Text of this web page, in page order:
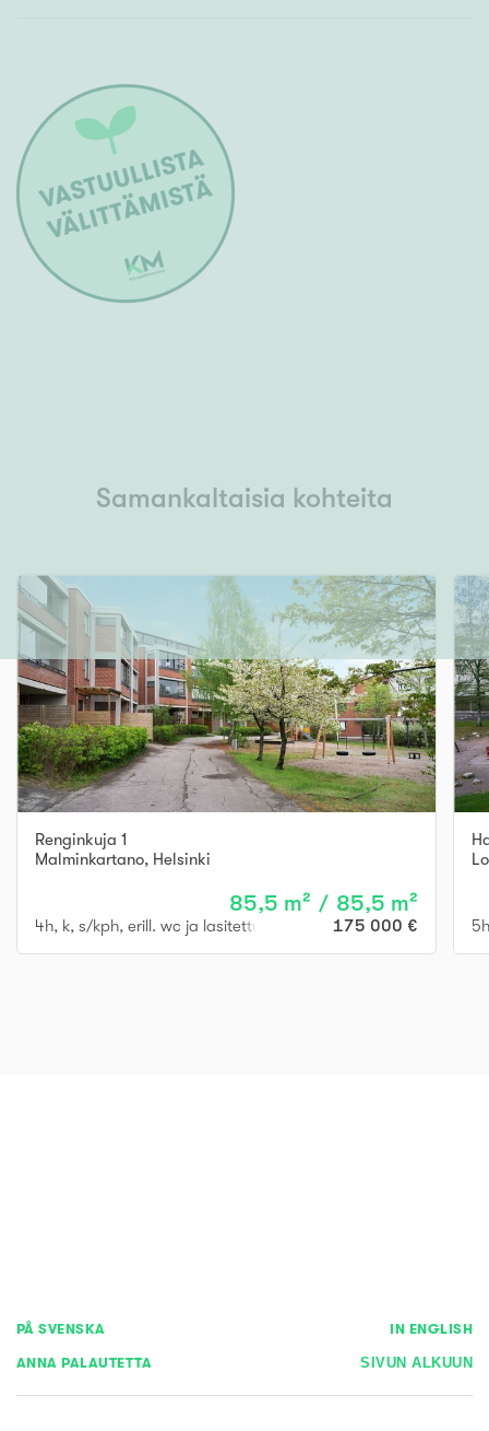
Samankaltaisia kohteita
Renginkuja 1
Malminkartano, Helsinki
85,5 m² / 85,5 m²
4h, k, s/kph, erill. wc ja lasitettu parveke 175 000 €
PÅ SVENSKA IN ENGLISH
ANNA PALAUTETTA SIVUN ALKUUN